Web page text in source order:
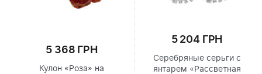
5 368 ГРН
Кулон «Роза» на
5 204 ГРН
Серебряные серьги с
янтарем «Рассветная